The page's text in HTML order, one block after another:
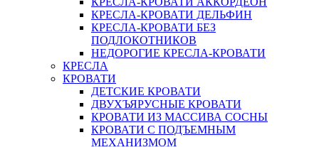
КРЕСЛА-КРОВАТИ ДЕЛЬФИН
КРЕСЛА-КРОВАТИ БЕЗ
ПОДЛОКОТНИКОВ
НЕДОРОГИЕ КРЕСЛА-КРОВАТИ
КРЕСЛА
КРОВАТИ
ДЕТСКИЕ КРОВАТИ
ДВУХЪЯРУСНЫЕ КРОВАТИ
КРОВАТИ ИЗ МАССИВА СОСНЫ
КРОВАТИ С ПОДЪЕМНЫМ
МЕХАНИЗМОМ